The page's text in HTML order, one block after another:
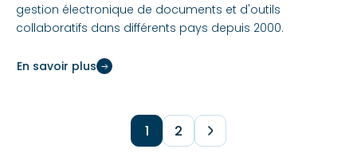
gestion électronique de documents et d'outils
collaboratifs dans différents pays depuis 2000.
En savoir plus
1 2